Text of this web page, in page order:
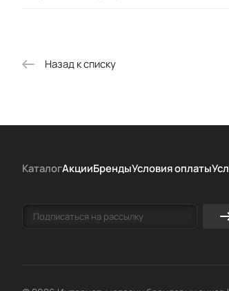
Назад к списку
КаталогАкцииБрендыУсловия оплаты